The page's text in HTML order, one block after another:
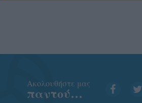
Aκολουθήστε μας
παντού…